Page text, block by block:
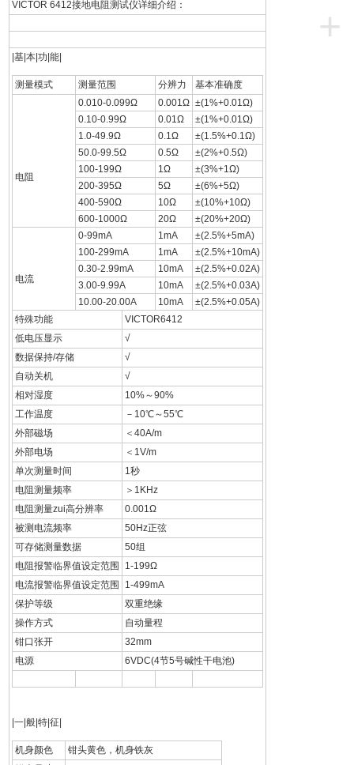
+
VICTOR 6412接地电阻测试仪详细介绍：
|基|本|功|能|
测量模式 测量范围 分辨力 基本准确度
电阻
0.010-0.099Ω 0.001Ω ±(1%+0.01Ω)
0.10-0.99Ω
0.01Ω
±(1%+0.01Ω)
1.0-49.9Ω
0.1Ω
±(1.5%+0.1Ω)
50.0-99.5Ω
0.5Ω
±(2%+0.5Ω)
100-199Ω
1Ω
±(3%+1Ω)
200-395Ω
5Ω
±(6%+5Ω)
400-590Ω
10Ω
±(10%+10Ω)
600-1000Ω
20Ω ±(20%+20Ω)
电流
0-99mA 1mA
±(2.5%+5mA)
100-299mA
1mA
±(2.5%+10mA)
0.30-2.99mA
10mA
±(2.5%+0.02A)
3.00-9.99A
10mA
±(2.5%+0.03A)
10.00-20.00A
10mA
±(2.5%+0.05A)
特殊功能
VICTOR6412
低电压显示
√
数据保持/存储
√
自动关机
√
相对湿度
10%～90%
工作温度
－10℃～55℃
外部磁场
＜40A/m
外部电场
＜1V/m
单次测量时间
1秒
电阻测量频率
＞1KHz
电阻测量zui高分辨率
0.001Ω
被测电流频率
50Hz正弦
可存储测量数据
50组
电阻报警临界值设定范围
1-199Ω
电流报警临界值设定范围
1-499mA
保护等级
双重绝缘
操作方式
自动量程
钳口张开
32mm
电源
6VDC(4节5号碱性干电池)
|一|般|特|征|
机身颜色
钳头黄色，机身铁灰